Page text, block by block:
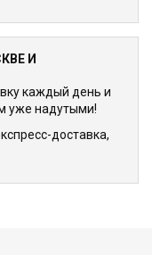
И
каждый день и
уже надутыми!
доставка,